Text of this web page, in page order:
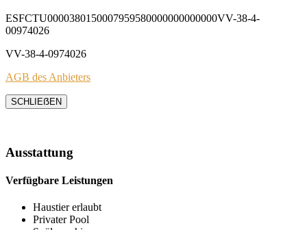
ESFCTU0000380150007959580000000000000VV-38-4-
00974026
VV-38-4-0974026
AGB des Anbieters
SCHLIEẞEN
Ausstattung
Verfügbare Leistungen
Haustier erlaubt
Privater Pool